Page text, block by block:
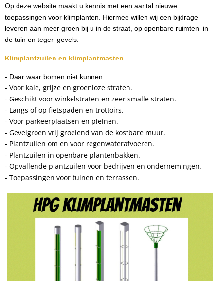
Op deze website maakt u kennis met een aantal nieuwe
toepassingen voor klimplanten. Hiermee willen wij een bijdrage
leveren aan meer groen bij u in de straat, op openbare ruimten, in
de tuin en tegen gevels.
Klimplantzuilen en klimplantmasten
- Daar waar bomen niet kunnen.
- Voor kale, grijze en groenloze straten.
- Geschikt voor winkelstraten en zeer smalle straten.
- Langs of op fietspaden en trottoirs.
- Voor parkeerplaatsen en pleinen.
- Gevelgroen vrij groeiend van de kostbare muur.
- Plantzuilen om en voor regenwaterafvoeren.
- Plantzuilen in openbare plantenbakken.
- Opvallende plantzuilen voor bedrijven en ondernemingen.
- Toepassingen voor tuinen en terrassen.